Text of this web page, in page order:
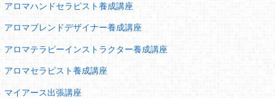
アロマハンドセラピスト養成講座
アロマブレンドデザイナー養成講座
アロマテラピーインストラクター養成講座
アロマセラピスト養成講座
マイアース出張講座